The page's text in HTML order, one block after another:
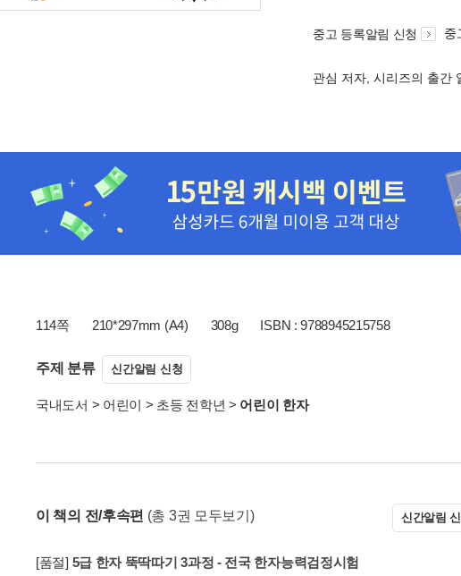
중고 등록알림 신청 중
관심 저자, 시리즈의 출간
114쪽 210*297mm (A4) 308g ISBN : 9788945215758
주제 분류 신간알림 신청
국내도서 > 어린이 > 초등 전학년 > 어린이 한자
이 책의 전/후속편 (총 3권 모두보기) 신간알림
[품절] 5급 한자 뚝딱따기 3과정 - 전국 한자능력검정시험